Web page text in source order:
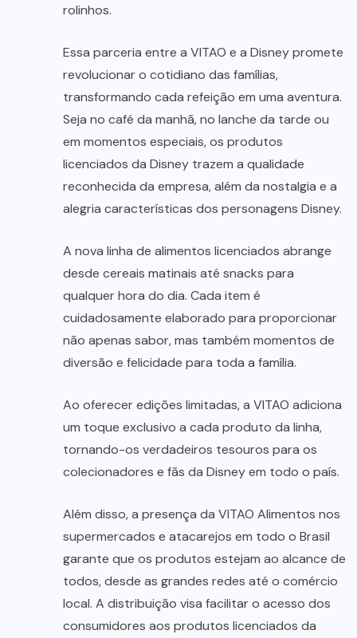
rolinhos.
Essa parceria entre a VITAO e a Disney promete
revolucionar o cotidiano das famílias,
transformando cada refeição em uma aventura.
Seja no café da manhã, no lanche da tarde ou
em momentos especiais, os produtos
licenciados da Disney trazem a qualidade
reconhecida da empresa, além da nostalgia e a
alegria características dos personagens Disney.
A nova linha de alimentos licenciados abrange
desde cereais matinais até snacks para
qualquer hora do dia. Cada item é
cuidadosamente elaborado para proporcionar
não apenas sabor, mas também momentos de
diversão e felicidade para toda a família.
Ao oferecer edições limitadas, a VITAO adiciona
um toque exclusivo a cada produto da linha,
tornando-os verdadeiros tesouros para os
colecionadores e fãs da Disney em todo o país.
Além disso, a presença da VITAO Alimentos nos
supermercados e atacarejos em todo o Brasil
garante que os produtos estejam ao alcance de
todos, desde as grandes redes até o comércio
local. A distribuição visa facilitar o acesso dos
consumidores aos produtos licenciados da